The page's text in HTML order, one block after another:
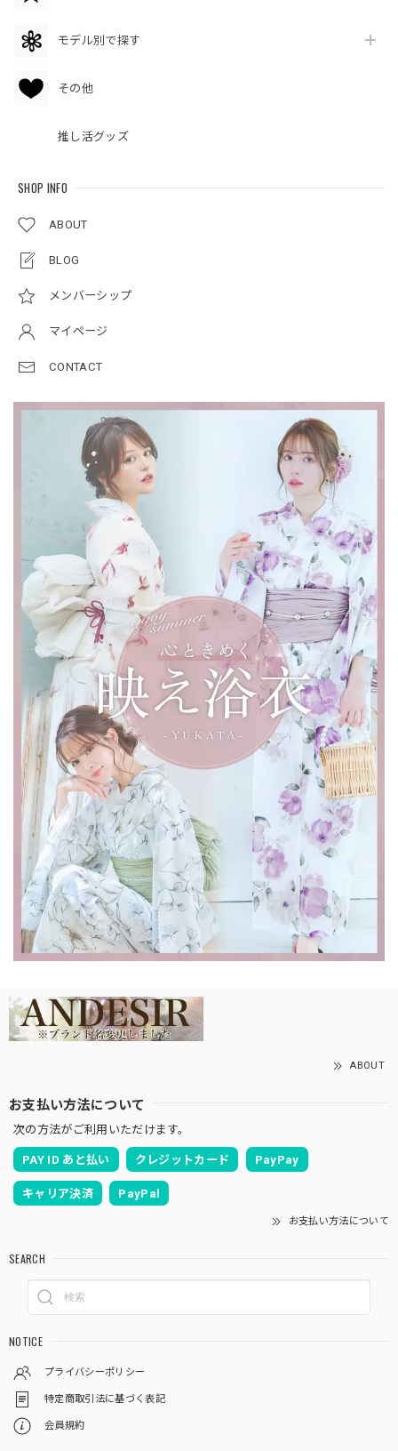
モデル別で探す
その他
推し活グッズ
SHOP INFO
ABOUT
BLOG
メンバーシップ
マイページ
CONTACT
ABOUT
お支払い方法について
次の方法がご利用いただけます。
PAY ID あと払い クレジットカード PayPay
キャリア決済 PayPal
お支払い方法について
SEARCH
NOTICE
プライバシーポリシー
特定商取引法に基づく表記
会員規約